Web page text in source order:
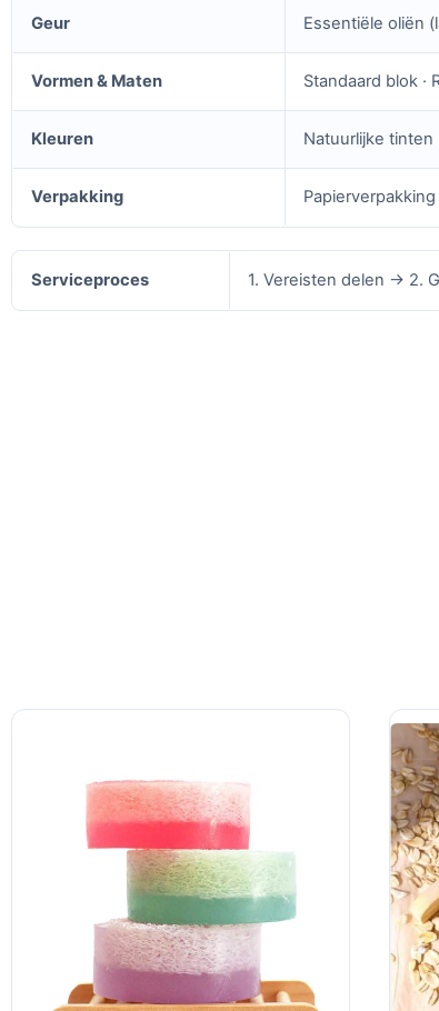
Geur Essentiële oliën
Vormen & Maten Standaard blok ·
Kleuren Natuurlijke tinten
Verpakking
Serviceproces 1. Vereisten delen → 2.